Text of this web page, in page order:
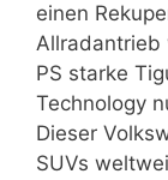
einen
Allradantrieb
PS starke
Technology
Dieser
SUVs